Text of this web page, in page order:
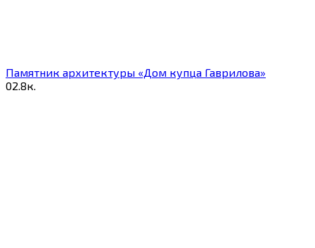
Памятник архитектуры «Дом купца Гаврилова»
02.8к.